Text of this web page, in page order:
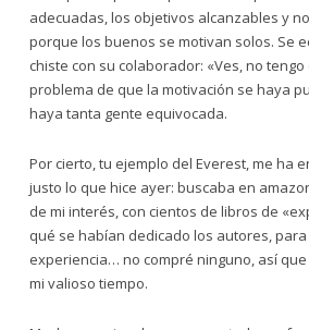
adecuadas, los objetivos alcanzables y
porque los buenos se motivan solos. Se
chiste con su colaborador: «Ves, no tengo
problema de que la motivación se haya
haya tanta gente equivocada.
Por cierto, tu ejemplo del Everest, me ha
justo lo que hice ayer: buscaba en
de mi interés, con cientos de libros de
qué se habían dedicado los autores,
experiencia… no compré ninguno, así
mi valioso tiempo.